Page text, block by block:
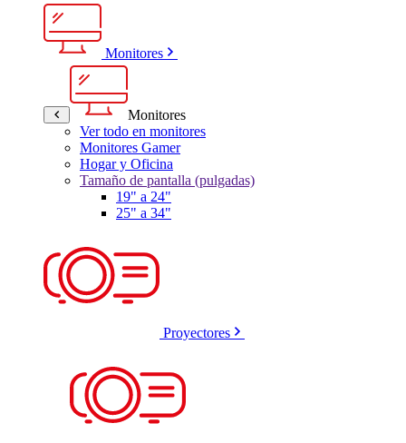
Monitores
Monitores
Ver todo en monitores
Monitores Gamer
Hogar y Oficina
Tamaño de pantalla (pulgadas)
19" a 24"
25" a 34"
Proyectores